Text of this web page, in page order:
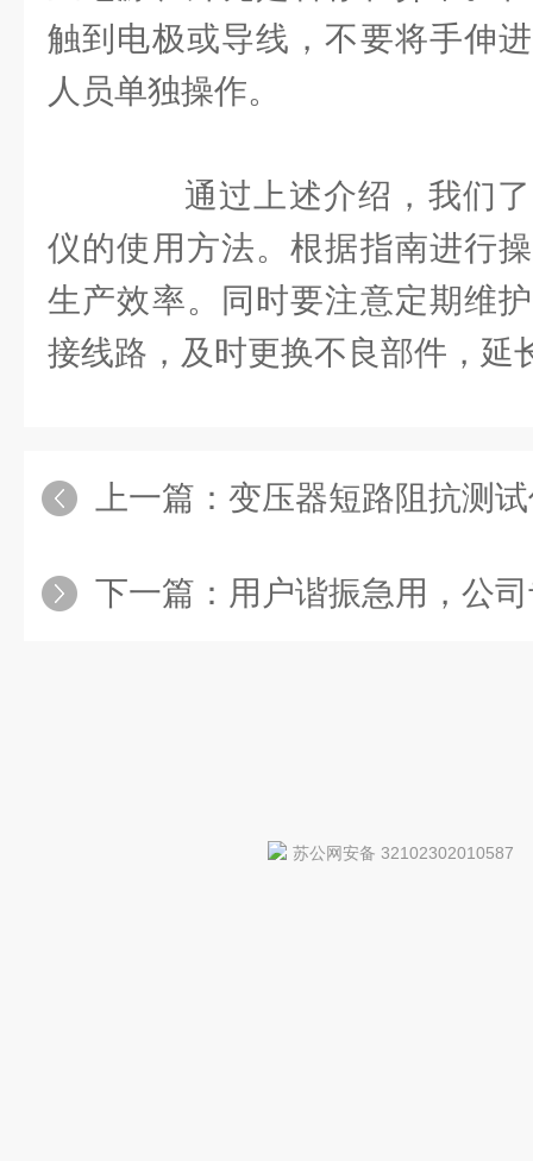
触到电极或导线，不要将手伸
人员单独操作。
通过上述介绍，我们了
仪的使用方法。根据指南进行
生产效率。同时要注意定期维
接线路，及时更换不良部件，延
上一篇： 变压器短路阻抗测试
下一篇： 用户谐振急用，公
苏公网安备 32102302010587